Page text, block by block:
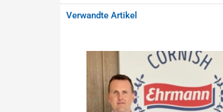
Verwandte Artikel